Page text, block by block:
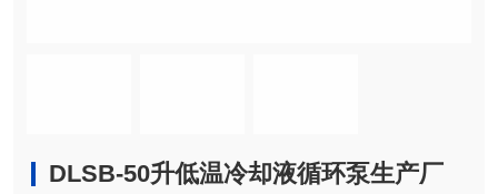
DLSB-50升低温冷却液循环泵生产厂